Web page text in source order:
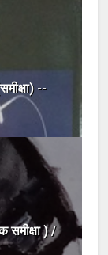
--
समीक्षा ) /